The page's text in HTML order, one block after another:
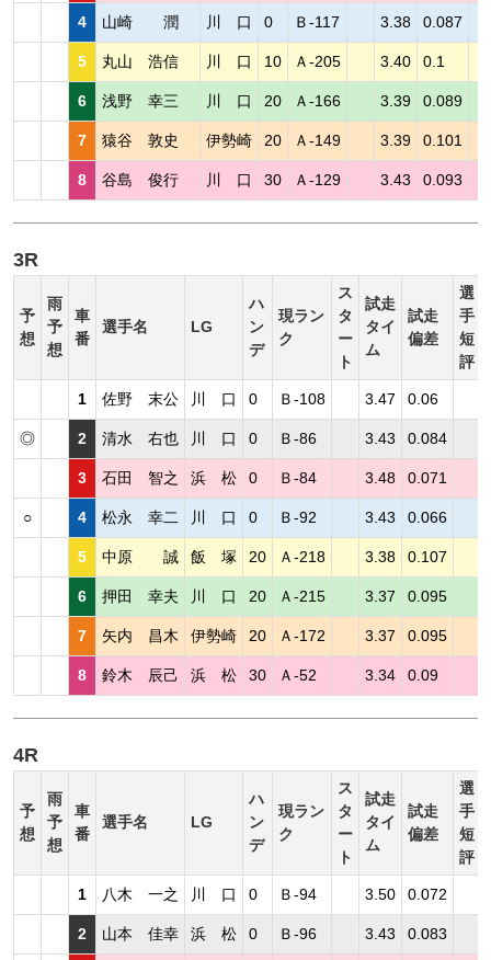
4 山崎 潤 川 口 0 Ｂ-117 3.38 0.087
5 丸山 浩信 川 口 10 Ａ-205 3.40 0.1
6 浅野 幸三 川 口 20 Ａ-166 3.39 0.089
7 猿谷 敦史 伊勢崎 20 Ａ-149 3.39 0.101
8 谷島 俊行 川 口 30 Ａ-129 3.43 0.093
3R
予
想
雨
予
想
車
番
選手名 LG
ハ
ン
デ
現ラン
ク
ス
タ
ー
ト
試走
タイ
ム
試走
偏差
選
手
短
評
1 佐野 末公 川 口 0 Ｂ-108 3.47 0.06
◎ 2 清水 右也 川 口 0 Ｂ-86 3.43 0.084
3 石田 智之 浜 松 0 Ｂ-84 3.48 0.071
○ 4 松永 幸二 川 口 0 Ｂ-92 3.43 0.066
5 中原 誠 飯 塚 20 Ａ-218 3.38 0.107
6 押田 幸夫 川 口 20 Ａ-215 3.37 0.095
7 矢内 昌木 伊勢崎 20 Ａ-172 3.37 0.095
8 鈴木 辰己 浜 松 30 Ａ-52 3.34 0.09
4R
予
想
雨
予
想
車
番
選手名 LG
ハ
ン
デ
現ラン
ク
ス
タ
ー
ト
試走
タイ
ム
試走
偏差
選
手
短
評
1 八木 一之 川 口 0 Ｂ-94 3.50 0.072
2 山本 佳幸 浜 松 0 Ｂ-96 3.43 0.083